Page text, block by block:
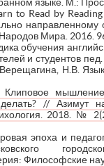
to Read by
направленному
Мира. 2016.
обучения
и студентов
Н.В.
// Азимут
2018. №
эпоха и
Философские